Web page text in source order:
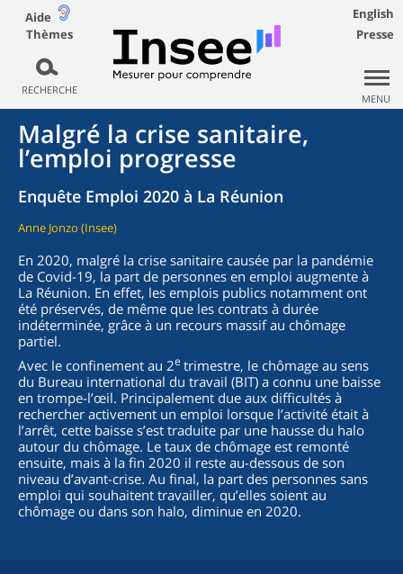
Aide
Thèmes
RECHERCHE
English
Presse
MENU
Malgré la crise sanitaire,
l’emploi progresse
Enquête Emploi 2020 à La Réunion
Anne Jonzo (Insee)
En 2020, malgré la crise sanitaire causée par la pandémie
de Covid-19, la part de personnes en emploi augmente à
La Réunion. En effet, les emplois publics notamment ont
été préservés, de même que les contrats à durée
indéterminée, grâce à un recours massif au chômage
partiel.
Avec le confinement au 2e trimestre, le chômage au sens
du Bureau international du travail (BIT) a connu une baisse
en trompe-l’œil. Principalement due aux difficultés à
rechercher activement un emploi lorsque l’activité était à
l’arrêt, cette baisse s’est traduite par une hausse du halo
autour du chômage. Le taux de chômage est remonté
ensuite, mais à la fin 2020 il reste au-dessous de son
niveau d’avant-crise. Au final, la part des personnes sans
emploi qui souhaitent travailler, qu’elles soient au
chômage ou dans son halo, diminue en 2020.